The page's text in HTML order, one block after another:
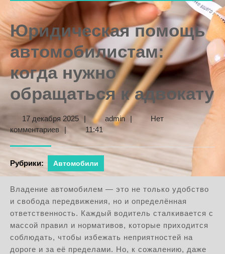
Юридическая помощь
автомобилистам:
когда нужно
обращаться к адвокату
17 декабря 202517
декабря
2025
| adminadmin
|
Нет
комментариев
| 11:41
Рубрики: Автомобили
Владение автомобилем — это не только удобство
и свобода передвижения, но и определённая
ответственность. Каждый водитель сталкивается с
массой правил и нормативов, которые приходится
соблюдать, чтобы избежать неприятностей на
дороге и за её пределами. Но, к сожалению, даже